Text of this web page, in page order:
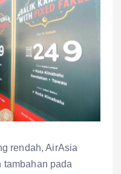
rendah, AirAsia
tambahan pada